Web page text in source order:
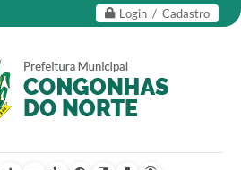
Login / Cadastro